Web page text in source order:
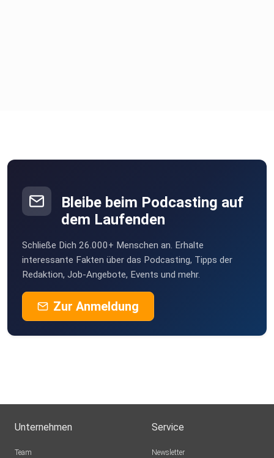
Bleibe beim Podcasting auf
dem Laufenden
Schließe Dich 26.000+ Menschen an. Erhalte
interessante Fakten über das Podcasting, Tipps der
Redaktion, Job-Angebote, Events und mehr.
Zur Anmeldung
Unternehmen
Team
Service
Newsletter